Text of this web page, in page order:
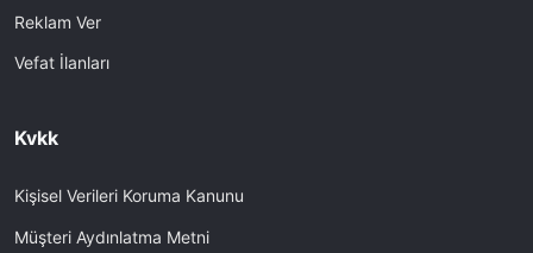
Reklam Ver
Vefat İlanları
Kvkk
Kişisel Verileri Koruma Kanunu
Müşteri Aydınlatma Metni